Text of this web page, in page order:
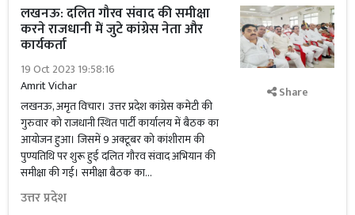
लखनऊ: दलित गौरव संवाद की समीक्षा
करने राजधानी में जुटे कांग्रेस नेता और
कार्यकर्ता
19 Oct 2023 19:58:16
Amrit Vichar
लखनऊ, अमृत विचार। उत्तर प्रदेश कांग्रेस कमेटी की
गुरुवार को राजधानी स्थित पार्टी कार्यालय में बैठक का
आयोजन हुआ। जिसमें 9 अक्टूबर को कांशीराम की
पुण्यतिथि पर शुरू हुई दलित गौरव संवाद अभियान की
समीक्षा की गई। समीक्षा बैठक का...
उत्तर प्रदेश
Share